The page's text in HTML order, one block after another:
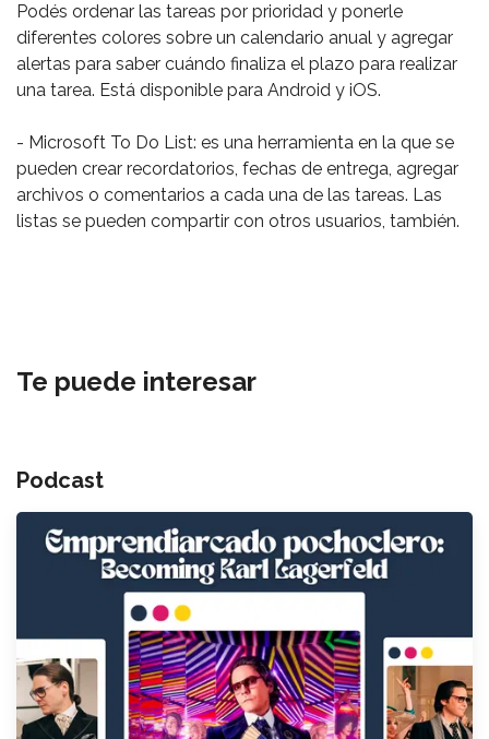
Podés ordenar las tareas por prioridad y ponerle
diferentes colores sobre un calendario anual y agregar
alertas para saber cuándo finaliza el plazo para realizar
una tarea. Está disponible para Android y iOS.
- Microsoft To Do List: es una herramienta en la que se
pueden crear recordatorios, fechas de entrega, agregar
archivos o comentarios a cada una de las tareas. Las
listas se pueden compartir con otros usuarios, también.
Te puede interesar
Podcast